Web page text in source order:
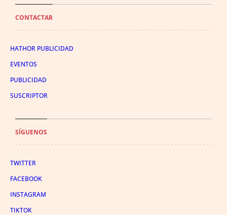
CONTACTAR
HATHOR PUBLICIDAD
EVENTOS
PUBLICIDAD
SUSCRIPTOR
SÍGUENOS
TWITTER
FACEBOOK
INSTAGRAM
TIKTOK